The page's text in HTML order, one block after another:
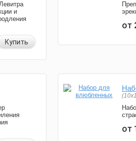
и
Купить
от
от